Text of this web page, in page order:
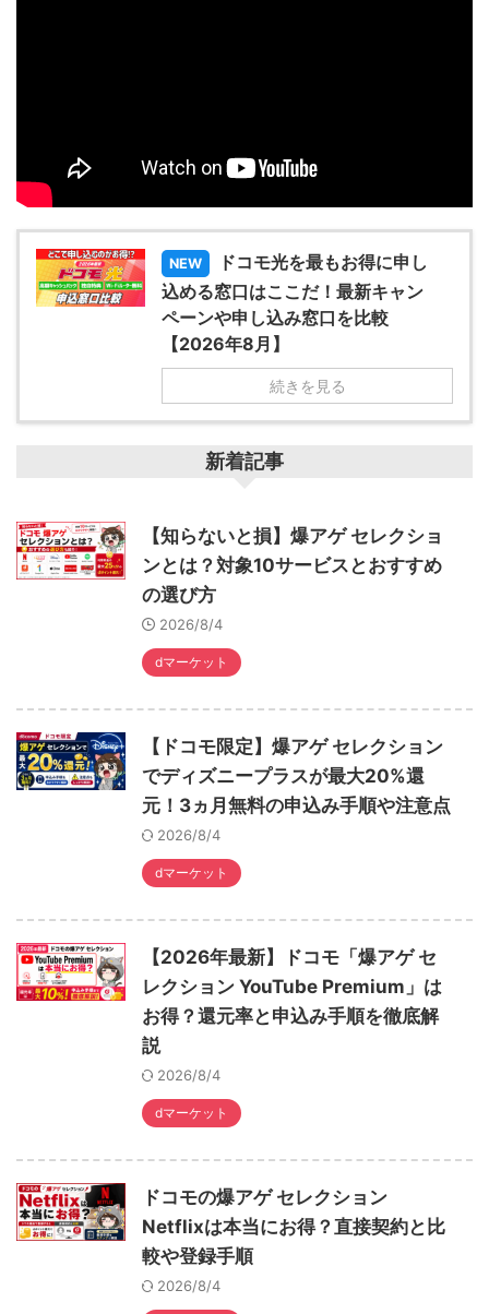
NEW
ドコモ光を最もお得に申し
込める窓口はここだ！最新キャン
ペーンや申し込み窓口を比較
【2026年8月】
続きを見る
新着記事
【知らないと損】爆アゲ セレクショ
ンとは？対象10サービスとおすすめ
の選び方
2026/8/4
dマーケット
【ドコモ限定】爆アゲ セレクション
でディズニープラスが最大20%還
元！3ヵ月無料の申込み手順や注意点
2026/8/4
dマーケット
【2026年最新】ドコモ「爆アゲ セ
レクション YouTube Premium」は
お得？還元率と申込み手順を徹底解
説
2026/8/4
dマーケット
ドコモの爆アゲ セレクション
Netflixは本当にお得？直接契約と比
較や登録手順
2026/8/4